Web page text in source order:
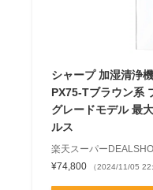
シャープ 加湿清浄
PX75-Tブラウン系
グレードモデル 最
ルス
楽天スーパー
¥74,800
（2024/11/05